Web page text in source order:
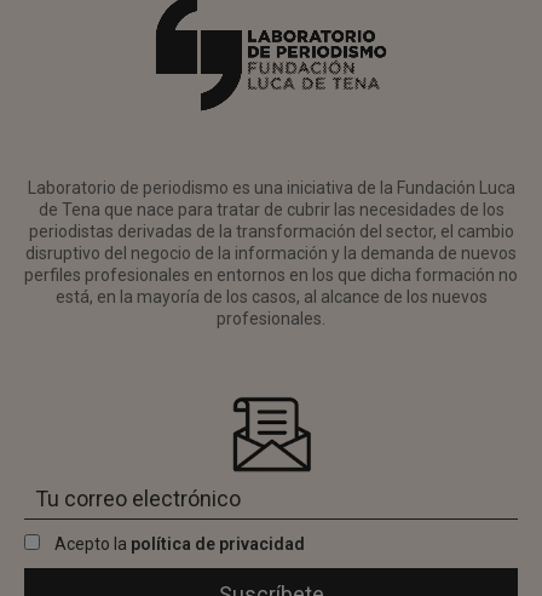
Laboratorio de periodismo es una iniciativa de la Fundación Luca
de Tena que nace para tratar de cubrir las necesidades de los
periodistas derivadas de la transformación del sector, el cambio
disruptivo del negocio de la información y la demanda de nuevos
perfiles profesionales en entornos en los que dicha formación no
está, en la mayoría de los casos, al alcance de los nuevos
profesionales.
Acepto la política de privacidad